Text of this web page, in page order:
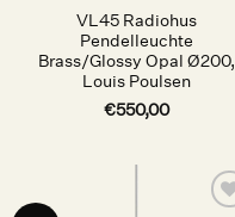
VL45 Radiohus
Pendelleuchte
Brass/Glossy Opal Ø200,
Louis Poulsen
€550,00